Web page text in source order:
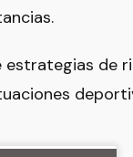
estrategias de